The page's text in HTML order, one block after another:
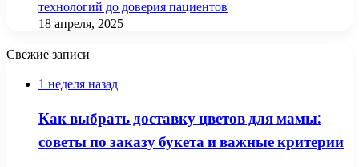
технологий до доверия пациентов
18 апреля, 2025
Свежие записи
1 неделя назад
Как выбрать доставку цветов для мамы:
советы по заказу букета и важные критерии